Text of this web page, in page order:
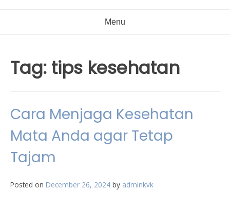
Menu
Tag: tips kesehatan
Cara Menjaga Kesehatan
Mata Anda agar Tetap
Tajam
Posted on December 26, 2024 by adminkvk